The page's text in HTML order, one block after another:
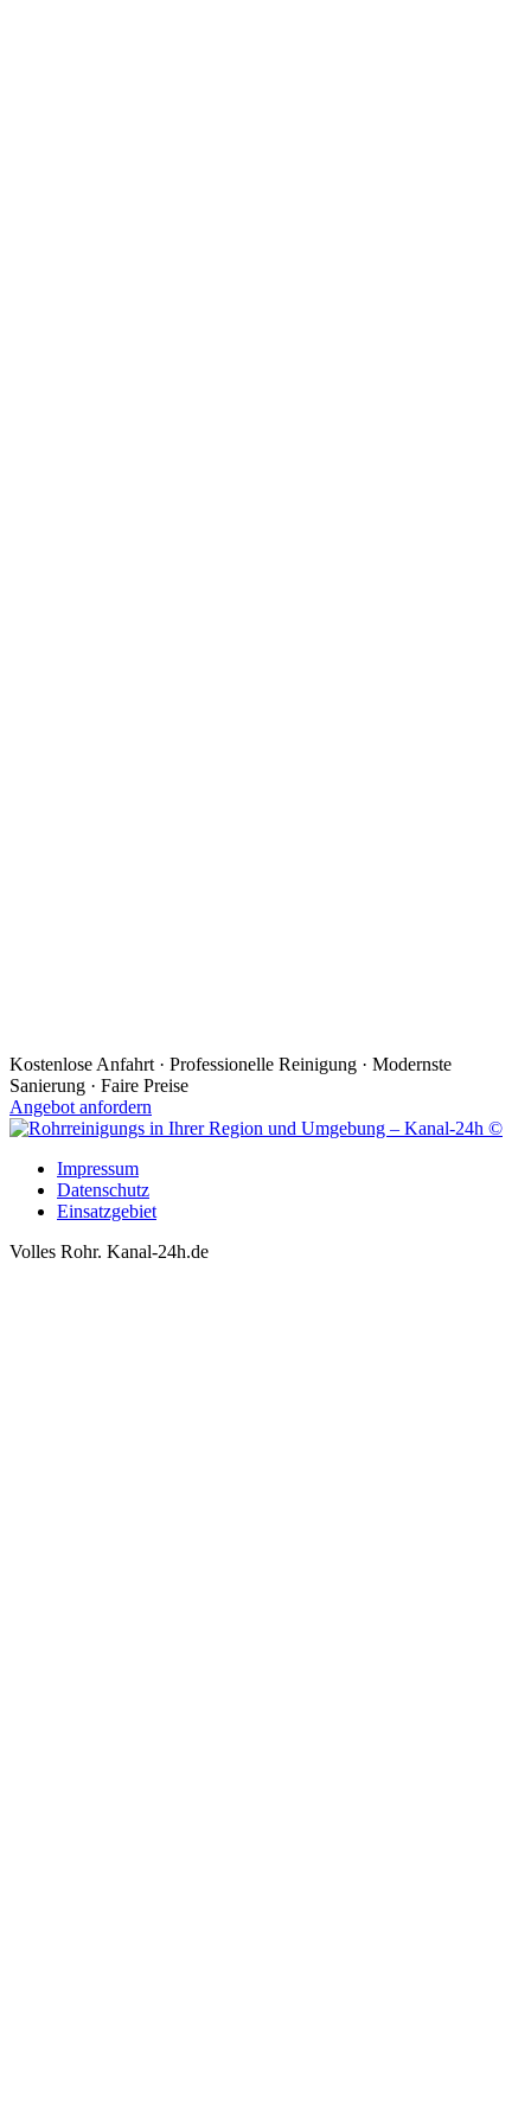
Kostenlose Anfahrt · Professionelle Reinigung · Modernste
Sanierung · Faire Preise
Angebot anfordern
Impressum
Datenschutz
Einsatzgebiet
Volles Rohr. Kanal-24h.de